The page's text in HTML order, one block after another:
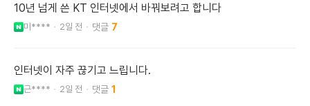
10년 넘게 쓴 KT 인터넷에서 바꿔보려고 합니다
미**** 2일 전 7
인터넷이 자주 끊기고 느립니다.
근**** 2일 전 1